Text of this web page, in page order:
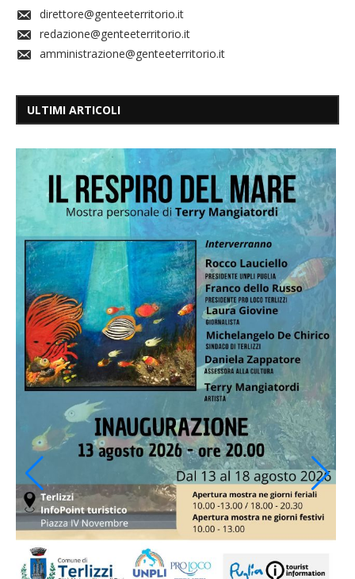
direttore@genteeterritorio.it
redazione@genteeterritorio.it
amministrazione@genteeterritorio.it
ULTIMI ARTICOLI